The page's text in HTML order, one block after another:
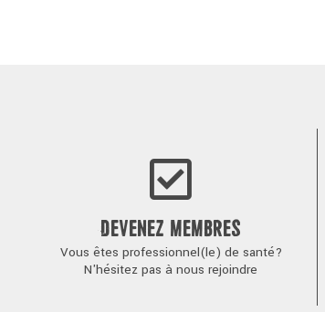
DEVENEZ MEMBRES
Vous êtes professionnel(le) de santé?
N'hésitez pas à nous rejoindre